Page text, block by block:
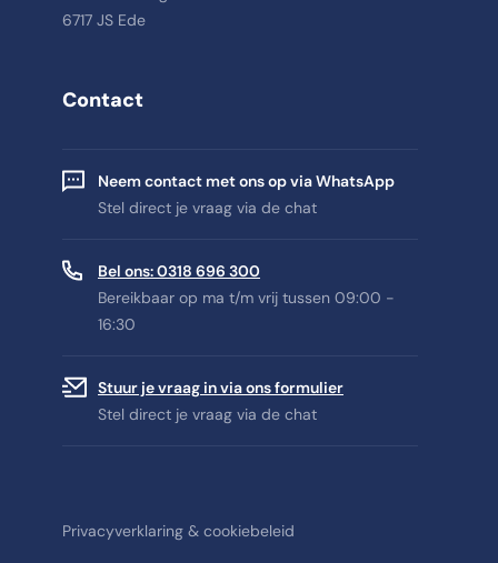
6717 JS Ede
Contact
Neem contact met ons op via WhatsApp
Stel direct je vraag via de chat
Bel ons: 0318 696 300
Bereikbaar op ma t/m vrij tussen 09:00 -
16:30
Stuur je vraag in via ons formulier
Stel direct je vraag via de chat
Privacyverklaring & cookiebeleid